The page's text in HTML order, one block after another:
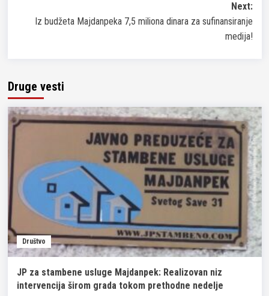
Next:
Iz budžeta Majdanpeka 7,5 miliona dinara za sufinansiranje
medija!
Druge vesti
Društvo
JP za stambene usluge Majdanpek: Realizovan niz
intervencija širom grada tokom prethodne nedelje